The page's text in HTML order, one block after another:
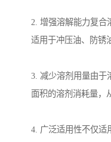
2. 增强溶解能力复合
适用于冲压油、防锈
3. 减少溶剂用量由于
面积的溶剂消耗量，
4. 广泛适用性不仅适